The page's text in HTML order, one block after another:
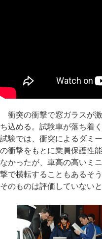
衝突の衝撃で窓ガラスが
ち込める。試験車が落ち着
試験では、衝突によるダミ
の衝撃をもとに乗員保護性
なかったが、車高の高いミ
撃で横転することもあるそ
そのものは評価していないと